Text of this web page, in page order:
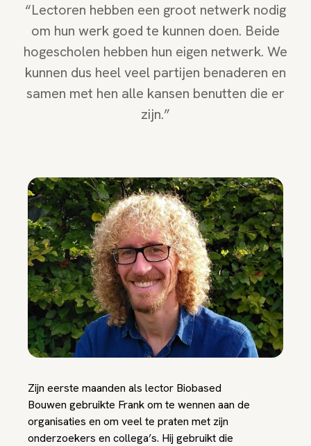
“Lectoren hebben een groot netwerk nodig
om hun werk goed te kunnen doen. Beide
hogescholen hebben hun eigen netwerk. We
kunnen dus heel veel partijen benaderen en
samen met hen alle kansen benutten die er
zijn.”
Zijn eerste maanden als lector Biobased
Bouwen gebruikte Frank om te wennen aan de
organisaties en om veel te praten met zijn
onderzoekers en collega’s. Hij gebruikt die